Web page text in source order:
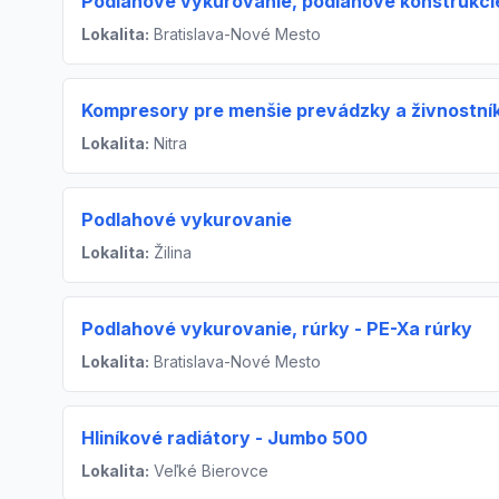
Lokalita: Bratislava-Nové Mesto
Kompresory pre menšie prevádzky a
Lokalita: Nitra
Podlahové vykurovanie
Lokalita: Žilina
Podlahové vykurovanie, rúrky - PE-Xa rúrky
Lokalita: Bratislava-Nové Mesto
Hliníkové radiátory - Jumbo 500
Lokalita: Veľké Bierovce